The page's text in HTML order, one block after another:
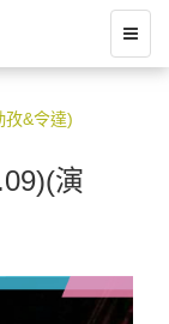
&令達)
演